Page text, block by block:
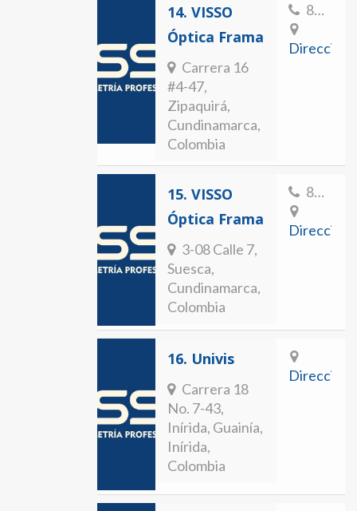
14. VISSO
Óptica Frama
Carrera 16
#4-47,
Zipaquirá,
Cundinamarca,
Colombia
8563676
15. VISSO
Óptica Frama
3-08 Calle 7,
Suesca,
Cundinamarca,
Colombia
8563676
16. Univis
Carrera 18
No. 7-43,
Inírida, Guainía,
Inírida,
Colombia